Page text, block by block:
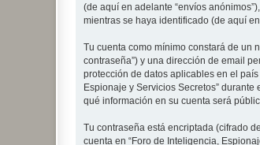
(de aquí en adelante “envíos
mientras se haya identificado (de aquí en
Tu cuenta como mínimo constará de un
contraseña”) y una dirección de email
protección de datos aplicables en el
Espionaje y Servicios Secretos”
qué información en su cuenta será
Tu contraseña está encriptada (cifrado
cuenta en “Foro de Inteligencia,